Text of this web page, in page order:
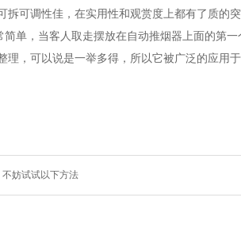
拆可调性佳，在实用性和观赏度上都有了质的
，当客人取走摆放在自动推烟器上面的第一
理，可以说是一举多得，所以它被广泛的应用
妨试试以下方法